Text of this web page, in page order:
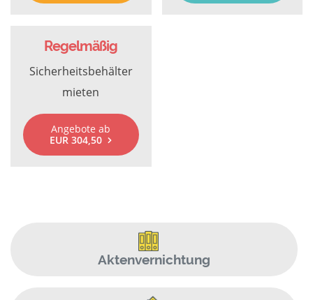
Regelmäßig
Sicherheitsbehälter
mieten
Angebote ab
EUR 304,50
Aktenvernichtung